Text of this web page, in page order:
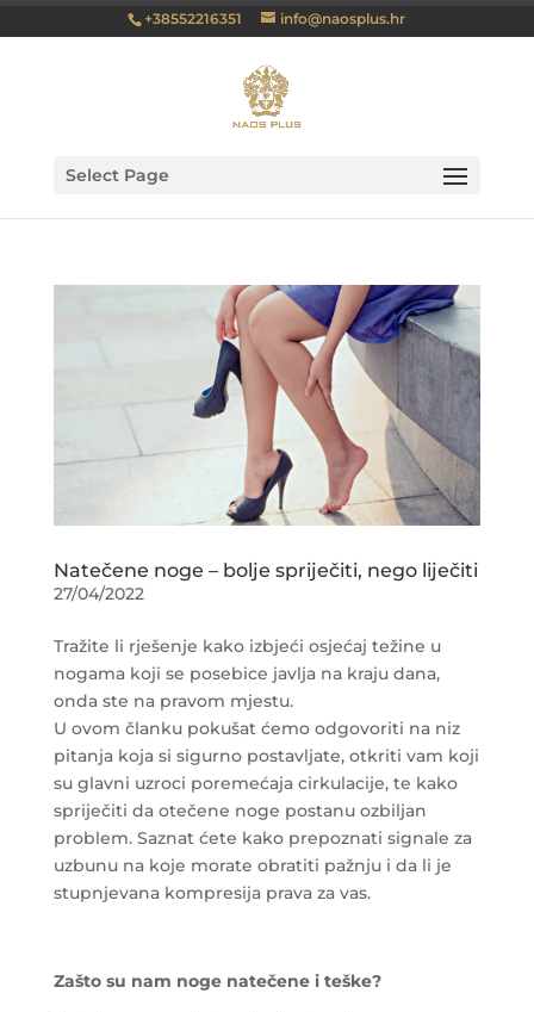
+38552216351 info@naosplus.hr
Select Page
Natečene noge – bolje spriječiti, nego liječiti
27/04/2022
Tražite li rješenje kako izbjeći osjećaj težine u
nogama koji se posebice javlja na kraju dana,
onda ste na pravom mjestu.
U ovom članku pokušat ćemo odgovoriti na niz
pitanja koja si sigurno postavljate, otkriti vam koji
su glavni uzroci poremećaja cirkulacije, te kako
spriječiti da otečene noge postanu ozbiljan
problem. Saznat ćete kako prepoznati signale za
uzbunu na koje morate obratiti pažnju i da li je
stupnjevana kompresija prava za vas.
Zašto su nam noge natečene i teške?